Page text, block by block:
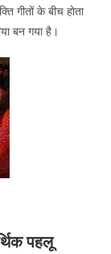
गीतों के बीच होता
बन गया है।
पहलू